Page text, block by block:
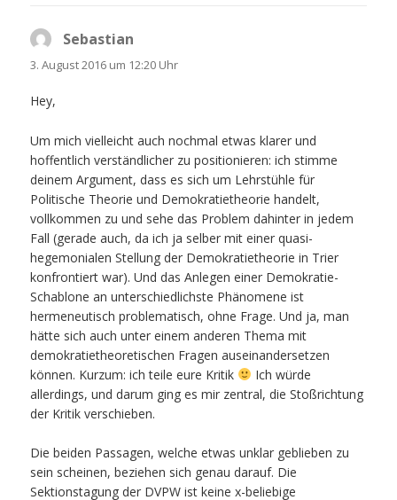
Sebastian
3. August 2016 um 12:20 Uhr
Hey,
Um mich vielleicht auch nochmal etwas klarer und
hoffentlich verständlicher zu positionieren: ich stimme
deinem Argument, dass es sich um Lehrstühle für
Politische Theorie und Demokratietheorie handelt,
vollkommen zu und sehe das Problem dahinter in jedem
Fall (gerade auch, da ich ja selber mit einer quasi-
hegemonialen Stellung der Demokratietheorie in Trier
konfrontiert war). Und das Anlegen einer Demokratie-
Schablone an unterschiedlichste Phänomene ist
hermeneutisch problematisch, ohne Frage. Und ja, man
hätte sich auch unter einem anderen Thema mit
demokratietheoretischen Fragen auseinandersetzen
können. Kurzum: ich teile eure Kritik
Ich würde
allerdings, und darum ging es mir zentral, die Stoßrichtung
der Kritik verschieben.
Die beiden Passagen, welche etwas unklar geblieben zu
sein scheinen, beziehen sich genau darauf. Die
Sektionstagung der DVPW ist keine x-beliebige